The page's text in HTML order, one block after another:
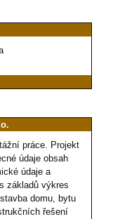
práce. Projekt
údaje obsah
údaje a
základů výkres
domu, bytu
řešení